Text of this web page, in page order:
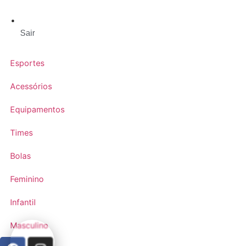
Sair
Esportes
Acessórios
Equipamentos
Times
Bolas
Feminino
Infantil
Masculino